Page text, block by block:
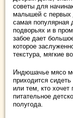
советы для
малышей с первых
самая
подворьях и в
забое дает
которое
текстура, мягкие
Индюшачье мясо
приходится
или тем, кто хочет
питательное
полугода.